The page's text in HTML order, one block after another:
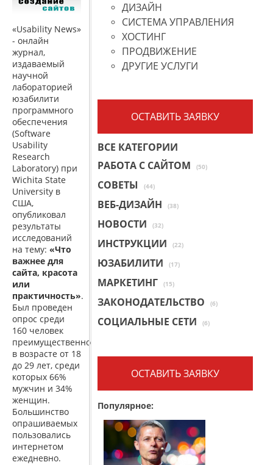
«Usability News»
- онлайн
журнал,
издаваемый
научной
лабораторией
юзабилити
программного
обеcпечения
(Software
Usability
Research
Laboratory) при
Wichita State
University в
США,
опубликовал
результаты
исследований
на тему: «Что
важнее для
сайта, красота
или
практичность».
Был проведен
опрос среди
160 человек
преимущественно
в возрасте от 18
до 29 лет, среди
которых 66%
мужчин и 34%
женщин.
Большинство
опрашиваемых
пользовались
интернетом
ежедневно.
ДИЗАЙН
СИСТЕМА УПРАВЛЕНИЯ
ХОСТИНГ
ПРОДВИЖЕНИЕ
ДРУГИЕ УСЛУГИ
ОСТАВИТЬ ЗАЯВКУ
ВСЕ КАТЕГОРИИ
РАБОТА С САЙТОМ
(50)
СОВЕТЫ (44)
ВЕБ-ДИЗАЙН (38)
НОВОСТИ (32)
ИНСТРУКЦИИ (22)
ЮЗАБИЛИТИ (17)
МАРКЕТИНГ (15)
ЗАКОНОДАТЕЛЬСТВО (6)
СОЦИАЛЬНЫЕ СЕТИ (6)
ОСТАВИТЬ ЗАЯВКУ
Популярное: